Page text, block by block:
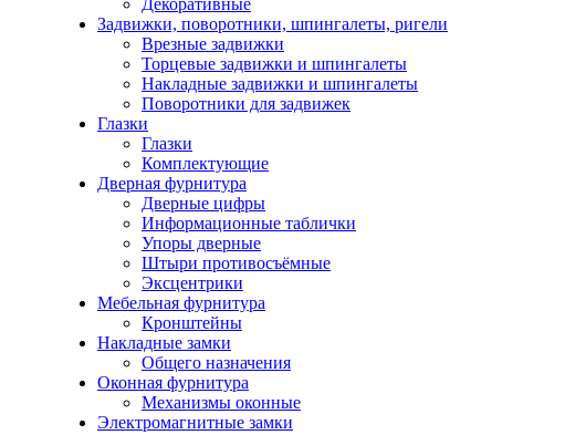
Декоративные
Задвижки, поворотники, шпингалеты, ригели
Врезные задвижки
Торцевые задвижки и шпингалеты
Накладные задвижки и шпингалеты
Поворотники для задвижек
Глазки
Глазки
Комплектующие
Дверная фурнитура
Дверные цифры
Информационные таблички
Упоры дверные
Штыри противосъёмные
Эксцентрики
Мебельная фурнитура
Кронштейны
Накладные замки
Общего назначения
Оконная фурнитура
Механизмы оконные
Электромагнитные замки